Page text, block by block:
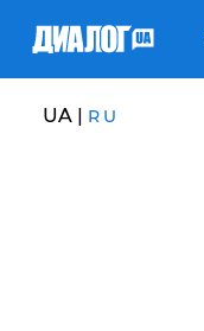
UA | RU